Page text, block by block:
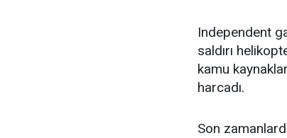
Independent
saldırı
kamu
harcadı.
Son